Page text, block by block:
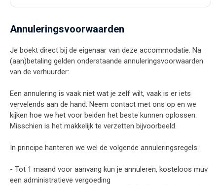
genoten, heerlijk zelf buiten gekookt en genoten van de
Annuleringsvoorwaarden
Je boekt direct bij de eigenaar van deze accommodatie. Na
(aan)betaling gelden onderstaande annuleringsvoorwaarden
van de verhuurder:
Een annulering is vaak niet wat je zelf wilt, vaak is er iets
vervelends aan de hand. Neem contact met ons op en we
kijken hoe we het voor beiden het beste kunnen oplossen.
Misschien is het makkelijk te verzetten bijvoorbeeld.
In principe hanteren we wel de volgende annuleringsregels:
- Tot 1 maand voor aanvang kun je annuleren, kosteloos muv
een administratieve vergoeding